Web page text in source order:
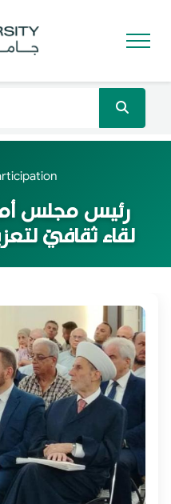
رئيس مجلس
لقاء ثقافيّ